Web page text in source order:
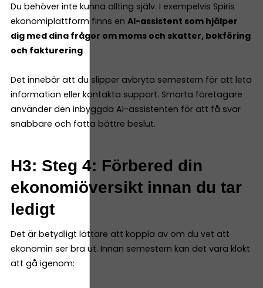
Du behöver inte kunna allting själv. I exempelvis Spiris
ekonomiplattform finns en AI-assistent som hjälper
dig med dina frågor om moms och skatter, bokföring
och fakturering
Det innebär att du slipper avbryta semestern för att leta
information eller kontakta support. Smarta företagare
använder den inbyggda AI-assistenten för att få svar
snabbare och fatta bättre beslut.
H3: Steg 4: Förbered din
ekonomiöversikt innan du tar
ledigt
Det är betydligt lättare att koppla av om du vet att
ekonomin ser bra ut. Innan semestern kan det vara klokt
att gå igenom: